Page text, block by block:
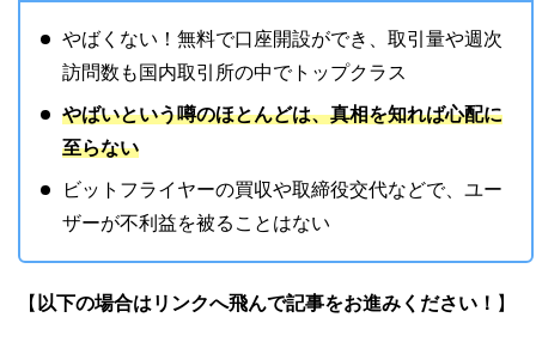
やばくない！無料で口座開設ができ、取引量や週次
訪問数も国内取引所の中でトップクラス
やばいという噂のほとんどは、真相を知れば心配に
至らない
ビットフライヤーの買収や取締役交代などで、ユー
ザーが不利益を被ることはない
【 以下の場合はリンクへ飛んで記事をお進みください！ 】